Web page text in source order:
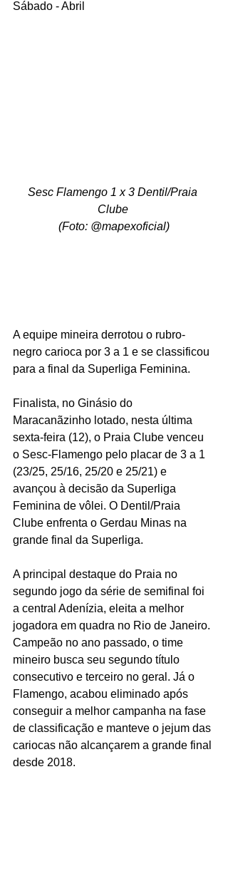
Sábado - Abril
Sesc Flamengo 1 x 3 Dentil/Praia
Clube
(Foto: @mapexoficial)
A equipe mineira derrotou o rubro-
negro carioca por 3 a 1 e se classificou
para a final da Superliga Feminina.
Finalista, no Ginásio do
Maracanãzinho lotado, nesta última
sexta-feira (12), o Praia Clube venceu
o Sesc-Flamengo pelo placar de 3 a 1
(23/25, 25/16, 25/20 e 25/21) e
avançou à decisão da Superliga
Feminina de vôlei. O Dentil/Praia
Clube enfrenta o Gerdau Minas na
grande final da Superliga.
A principal destaque do Praia no
segundo jogo da série de semifinal foi
a central Adenízia, eleita a melhor
jogadora em quadra no Rio de Janeiro.
Campeão no ano passado, o time
mineiro busca seu segundo título
consecutivo e terceiro no geral. Já o
Flamengo, acabou eliminado após
conseguir a melhor campanha na fase
de classificação e manteve o jejum das
cariocas não alcançarem a grande final
desde 2018.